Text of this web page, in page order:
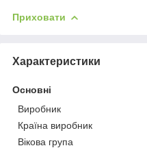
Приховати
Характеристики
Основні
Виробник
Країна виробник
Вікова група